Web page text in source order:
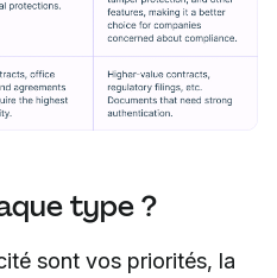
type ?
sont vos priorités, la